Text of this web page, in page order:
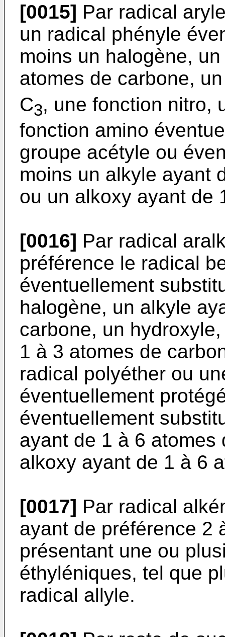
[0015] Par radical
un radical phényle
moins un halogène,
atomes de carbone,
C3, une fonction nitro,
fonction amino
groupe acétyle ou
moins un alkyle ayant
ou un alkoxy ayant de
[0016] Par radical
préférence le radical
éventuellement
halogène, un alkyle
carbone, un
1 à 3 atomes de
radical polyéther ou
éventuellement
éventuellement
ayant de 1 à 6
alkoxy ayant de 1 à 6
[0017] Par radical
ayant de préférence 2
présentant une ou
éthyléniques, tel que
radical allyle.